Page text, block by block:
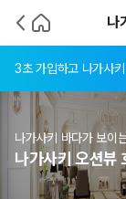
나
3초 가입하고 나가사
나가사키 바다가 보이
나가사키 오션뷰